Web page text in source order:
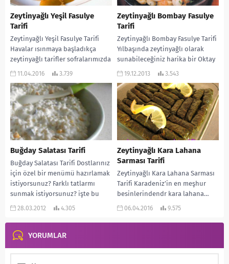
Zeytinyağlı Yeşil Fasulye
Tarifi
Zeytinyağlı Yeşil Fasulye Tarifi
Havalar ısınmaya başladıkça
zeytinyağlı tarifler sofralarımızda
daha çok yer almaya başladı.
zeytinyağlı...
11.04.2016 3.739
Zeytinyağlı Bombay Fasulye
Tarifi
Zeytinyağlı Bombay Fasulye Tarifi
Yılbaşında zeytinyağlı olarak
sunabileceğiniz harika bir Oktay
Usta tarifi… Tadı ve görünümü şık
19.12.2013 3.543
Buğday Salatası Tarifi
Buğday Salatası Tarifi Dostlarınız
için özel bir menümü hazırlamak
istiyorsunuz? Farklı tatlarmı
sunmak istiyorsunuz? işte bu
yüzden bugün size bir...
28.03.2012 4.305
Zeytinyağlı Kara Lahana
Sarması Tarifi
Zeytinyağlı Kara Lahana Sarması
Tarifi Karadeniz’in en meşhur
besinlerindendr kara lahana…
Her yemekte kullanırlar. Özellikle
06.04.2016 9.575
YORUMLAR